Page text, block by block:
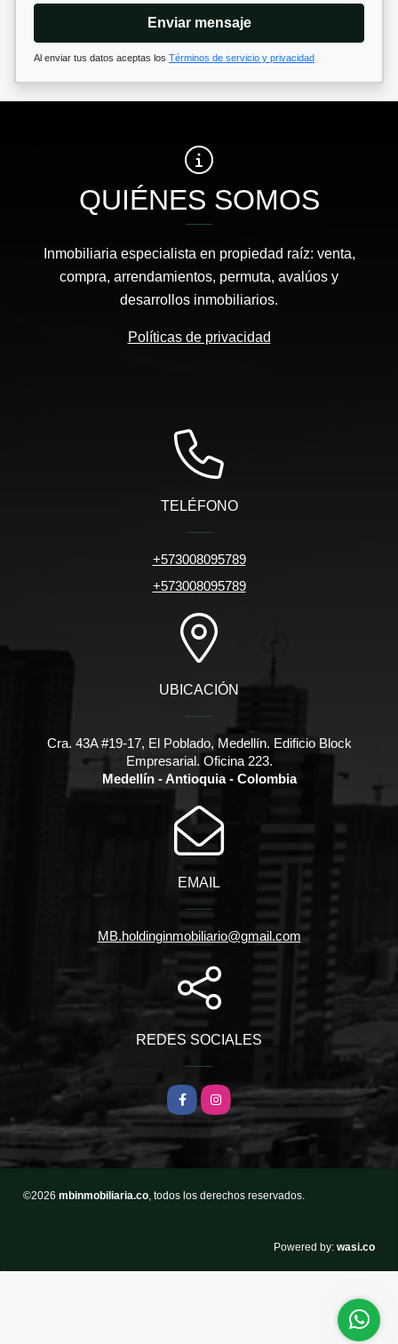
Enviar mensaje
Al enviar tus datos aceptas los Términos de servicio y privacidad
QUIÉNES SOMOS
Inmobiliaria especialista en propiedad raíz: venta,
compra, arrendamientos, permuta, avalúos y
desarrollos inmobiliarios.
Políticas de privacidad
TELÉFONO
+573008095789
+573008095789
UBICACIÓN
Cra. 43A #19-17, El Poblado, Medellín. Edificio Block
Empresarial. Oficina 223.
Medellín - Antioquia - Colombia
EMAIL
MB.holdinginmobiliario@gmail.com
REDES SOCIALES
FacebookInstagram
©2026 mbinmobiliaria.co , todos los derechos reservados.
Powered by: wasi.co